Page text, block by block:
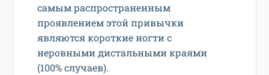
самым распространенным
проявлением этой привычки
являются короткие ногти с
неровными дистальными краями
(100% случаев).